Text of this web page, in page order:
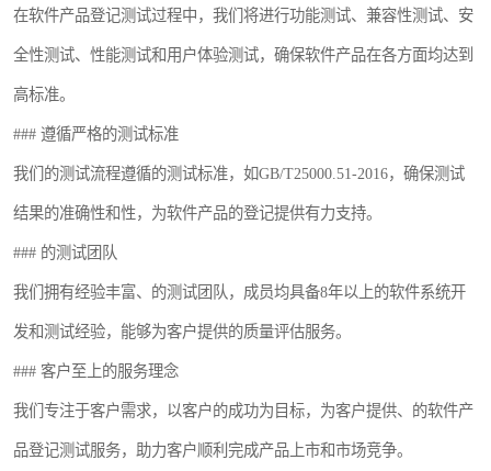
在软件产品登记测试过程中，我们将进行功能测试、兼容性测试、安
全性测试、性能测试和用户体验测试，确保软件产品在各方面均达到
高标准。
### 遵循严格的测试标准
我们的测试流程遵循的测试标准，如GB/T25000.51-2016，确保测试
结果的准确性和性，为软件产品的登记提供有力支持。
### 的测试团队
我们拥有经验丰富、的测试团队，成员均具备8年以上的软件系统开
发和测试经验，能够为客户提供的质量评估服务。
### 客户至上的服务理念
我们专注于客户需求，以客户的成功为目标，为客户提供、的软件产
品登记测试服务，助力客户顺利完成产品上市和市场竞争。